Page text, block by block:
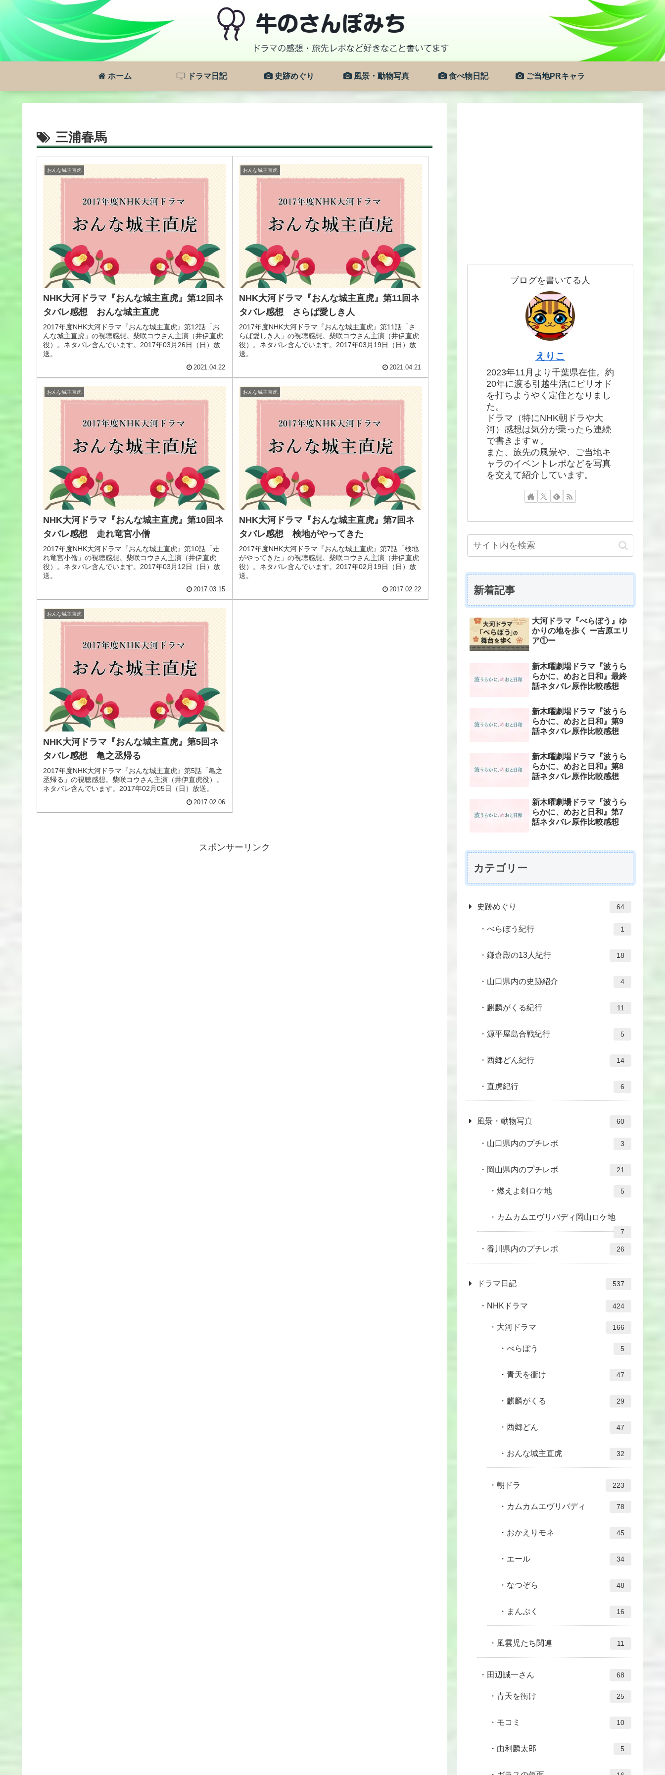
ホーム ドラマ日記 史跡めぐり 風景・動物写真 食べ物日記 ご当地PRキャラ
三浦春馬
おんな城主直虎
NHK大河ドラマ『おんな城主直虎』第12回ネ
タバレ感想 おんな城主直虎
2017年度NHK大河ドラマ『おんな城主直虎』第12話「お
んな城主直虎」の視聴感想。柴咲コウさん主演（井伊直虎
役）。ネタバレ含んでいます。2017年03月26日（日）放
送。
2021.04.22
おんな城主直虎
NHK大河ドラマ『おんな城主直虎』第11回ネ
タバレ感想 さらば愛しき人
2017年度NHK大河ドラマ『おんな城主直虎』第11話「さ
らば愛しき人」の視聴感想。柴咲コウさん主演（井伊直虎
役）。ネタバレ含んでいます。2017年03月19日（日）放
送。
2021.04.21
おんな城主直虎
NHK大河ドラマ『おんな城主直虎』第10回ネ
タバレ感想 走れ竜宮小僧
2017年度NHK大河ドラマ『おんな城主直虎』第10話「走
れ竜宮小僧」の視聴感想。柴咲コウさん主演（井伊直虎
役）。ネタバレ含んでいます。2017年03月12日（日）放
送。
2017.03.15
おんな城主直虎
NHK大河ドラマ『おんな城主直虎』第7回ネ
タバレ感想 検地がやってきた
2017年度NHK大河ドラマ『おんな城主直虎』第7話「検地
がやってきた」の視聴感想。柴咲コウさん主演（井伊直虎
役）。ネタバレ含んでいます。2017年02月19日（日）放
送。
2017.02.22
おんな城主直虎
NHK大河ドラマ『おんな城主直虎』第5回ネ
タバレ感想 亀之丞帰る
2017年度NHK大河ドラマ『おんな城主直虎』第5話「亀之
丞帰る」の視聴感想。柴咲コウさん主演（井伊直虎役）。
ネタバレ含んでいます。2017年02月05日（日）放送。
2017.02.06
スポンサーリンク
ブログを書いてる人
えりこ
2023年11月より千葉県在住。約
20年に渡る引越生活にピリオド
を打ちようやく定住となりまし
た。
ドラマ（特にNHK朝ドラや大
河）感想は気分が乗ったら連続
で書きますｗ。
また、旅先の風景や、ご当地キ
ャラのイベントレポなどを写真
を交えて紹介しています。
新着記事
大河ドラマ『べらぼう』ゆ
かりの地を歩く ー吉原エリ
ア①ー
新木曜劇場ドラマ『波うら
らかに、めおと日和』最終
話ネタバレ原作比較感想
新木曜劇場ドラマ『波うら
らかに、めおと日和』第9
話ネタバレ原作比較感想
新木曜劇場ドラマ『波うら
らかに、めおと日和』第8
話ネタバレ原作比較感想
新木曜劇場ドラマ『波うら
らかに、めおと日和』第7
話ネタバレ原作比較感想
カテゴリー
史跡めぐり 64
べらぼう紀行 1
鎌倉殿の13人紀行 18
山口県内の史跡紹介 4
麒麟がくる紀行 11
源平屋島合戦紀行 5
西郷どん紀行 14
直虎紀行 6
風景・動物写真 60
山口県内のプチレポ 3
岡山県内のプチレポ 21
燃えよ剣ロケ地 5
カムカムエヴリバディ岡山ロケ地
7
香川県内のプチレポ 26
ドラマ日記 537
NHKドラマ 424
大河ドラマ 166
べらぼう 5
青天を衝け 47
麒麟がくる 29
西郷どん 47
おんな城主直虎 32
朝ドラ 223
カムカムエヴリバディ 78
おかえりモネ 45
エール 34
なつぞら 48
まんぷく 16
風雲児たち関連 11
田辺誠一さん 68
青天を衝け 25
モコミ 10
由利麟太郎 5